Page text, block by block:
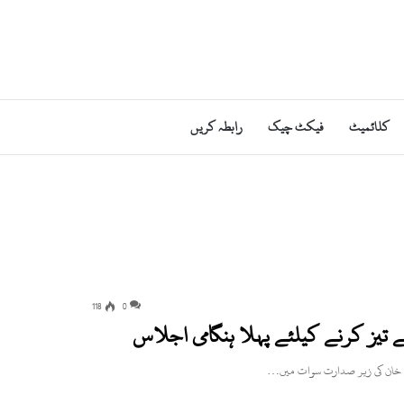
کلائمیٹ فیکٹ چیک رابطہ کریں
0
118
تیز کرنے کیلئے پہلا ہنگامی اجلاس